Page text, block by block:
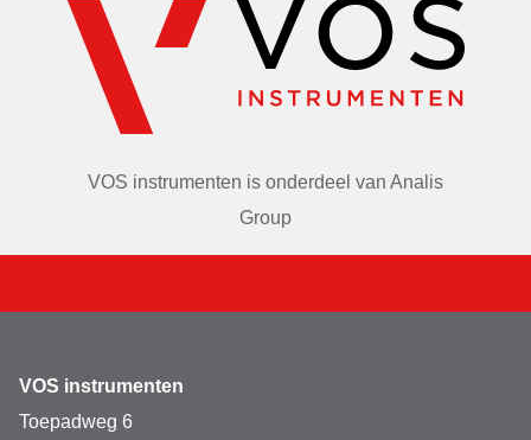
VOS instrumenten is onderdeel van Analis
Group
VOS instrumenten
Toepadweg 6